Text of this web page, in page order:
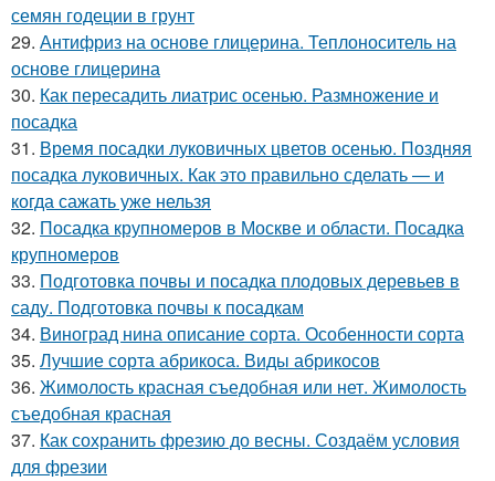
семян годеции в грунт
29. Антифриз на основе глицерина. Теплоноситель на
основе глицерина
30. Как пересадить лиатрис осенью. Размножение и
посадка
31. Время посадки луковичных цветов осенью. Поздняя
посадка луковичных. Как это правильно сделать — и
когда сажать уже нельзя
32. Посадка крупномеров в Москве и области. Посадка
крупномеров
33. Подготовка почвы и посадка плодовых деревьев в
саду. Подготовка почвы к посадкам
34. Виноград нина описание сорта. Особенности сорта
35. Лучшие сорта абрикоса. Виды абрикосов
36. Жимолость красная съедобная или нет. Жимолость
съедобная красная
37. Как сохранить фрезию до весны. Создаём условия
для фрезии